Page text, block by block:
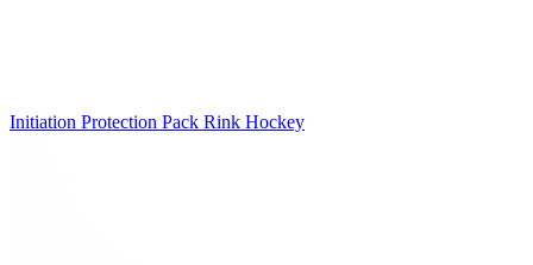
Initiation Protection Pack Rink Hockey